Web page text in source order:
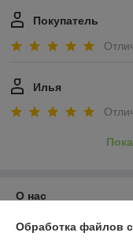
Покупатель
Илья
О нас
Контакты
Обработка файлов